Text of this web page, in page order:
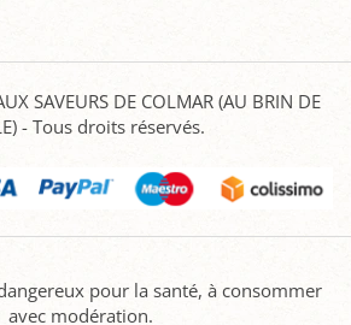
SAVEURS DE COLMAR (AU BRIN DE
- Tous droits réservés.
pour la santé, à consommer
avec modération.